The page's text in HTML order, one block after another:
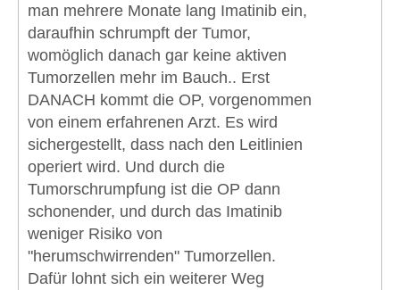
man mehrere Monate lang Imatinib ein,
daraufhin schrumpft der Tumor,
womöglich danach gar keine aktiven
Tumorzellen mehr im Bauch.. Erst
DANACH kommt die OP, vorgenommen
von einem erfahrenen Arzt. Es wird
sichergestellt, dass nach den Leitlinien
operiert wird. Und durch die
Tumorschrumpfung ist die OP dann
schonender, und durch das Imatinib
weniger Risiko von
"herumschwirrenden" Tumorzellen.
Dafür lohnt sich ein weiterer Weg